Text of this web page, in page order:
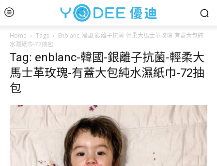
Home Tags
Enblanc-韓國-銀離子抗菌-輕柔大馬士革玫瑰-有蓋大包純
水濕紙巾-72抽包
Tag: enblanc-韓國-銀離子抗菌-輕柔大
馬士革玫瑰-有蓋大包純水濕紙巾-72抽
包